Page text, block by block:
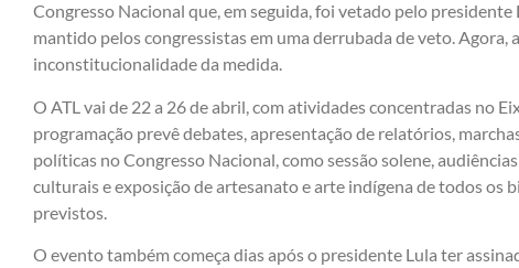
Congresso Nacional que, em seguida, foi vetado pelo presidente
mantido pelos congressistas em uma derrubada de veto. Agora,
inconstitucionalidade da medida.
O ATL vai de 22 a 26 de abril, com atividades concentradas no
programação prevê debates, apresentação de relatórios,
políticas no Congresso Nacional, como sessão solene,
culturais e exposição de artesanato e arte indígena de todos os
previstos.
O evento também começa dias após o presidente Lula ter